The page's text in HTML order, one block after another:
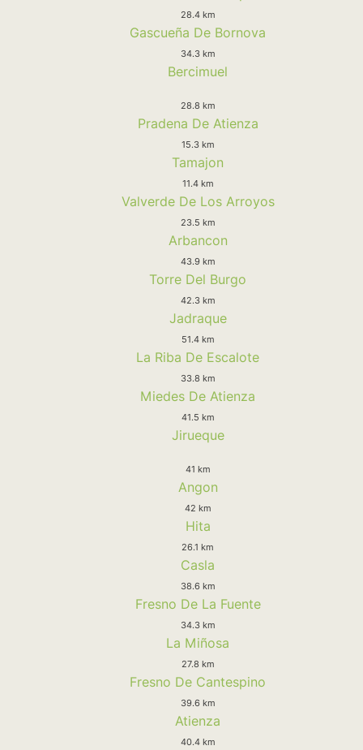
28.4 km
Gascueña De Bornova
34.3 km
Bercimuel
28.8 km
Pradena De Atienza
15.3 km
Tamajon
11.4 km
Valverde De Los Arroyos
23.5 km
Arbancon
43.9 km
Torre Del Burgo
42.3 km
Jadraque
51.4 km
La Riba De Escalote
33.8 km
Miedes De Atienza
41.5 km
Jirueque
41 km
Angon
42 km
Hita
26.1 km
Casla
38.6 km
Fresno De La Fuente
34.3 km
La Miñosa
27.8 km
Fresno De Cantespino
39.6 km
Atienza
40.4 km